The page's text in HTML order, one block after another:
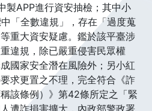
製APP進行資安抽檢；其中小
「全數違規」，存在「過度蒐
重大資安疑慮。鑑於該平臺涉
違規，除已嚴重侵害民眾權
國家安全潛在風險外；另小紅
求更置之不理，完全符合《詐
該條例）》第42條所定之「緊